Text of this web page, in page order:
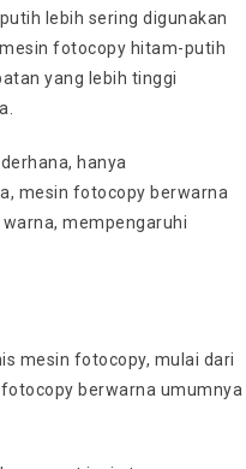
lebih sering digunakan
fotocopy hitam-putih
yang lebih tinggi
hanya
mesin fotocopy berwarna
mempengaruhi
mesin fotocopy, mulai dari
berwarna umumnya